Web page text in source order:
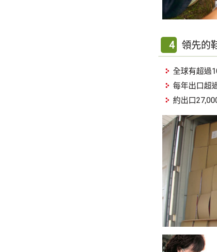
4 領先的
全球有超過
每年出口超
約出口